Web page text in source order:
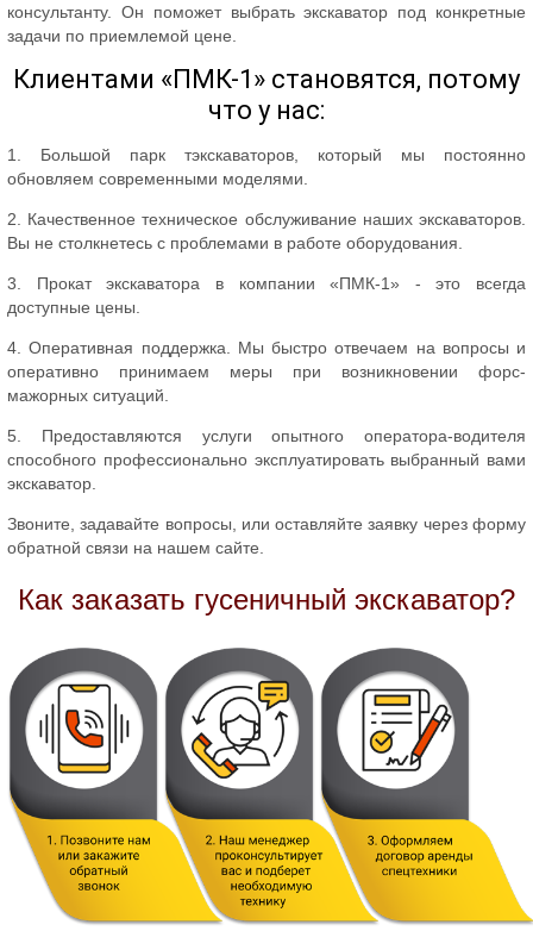
консультанту. Он поможет выбрать экскаватор под конкретные
задачи по приемлемой цене.
Клиентами «ПМК-1» становятся, потому
что у нас:
1. Большой парк тэкскаваторов, который мы постоянно
обновляем современными моделями.
2. Качественное техническое обслуживание наших экскаваторов.
Вы не столкнетесь с проблемами в работе оборудования.
3. Прокат экскаватора в компании «ПМК-1» - это всегда
доступные цены.
4. Оперативная поддержка. Мы быстро отвечаем на вопросы и
оперативно принимаем меры при возникновении форс-
мажорных ситуаций.
5. Предоставляются услуги опытного оператора-водителя
способного профессионально эксплуатировать выбранный вами
экскаватор.
Звоните, задавайте вопросы, или оставляйте заявку через форму
обратной связи на нашем сайте.
Как заказать гусеничный экскаватор?